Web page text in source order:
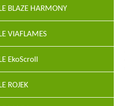
BLAZE HARMONY
VIAFLAMES
EkoScroll
ROJEK